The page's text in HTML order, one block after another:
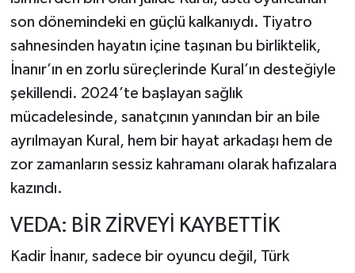
son dönemindeki en güçlü kalkanıydı. Tiyatro
sahnesinden hayatın içine taşınan bu birliktelik,
İnanır’ın en zorlu süreçlerinde Kural’ın desteğiyle
şekillendi. 2024’te başlayan sağlık
mücadelesinde, sanatçının yanından bir an bile
ayrılmayan Kural, hem bir hayat arkadaşı hem de
zor zamanların sessiz kahramanı olarak hafızalara
kazındı.
VEDA: BİR ZİRVEYİ KAYBETTİK
Kadir İnanır, sadece bir oyuncu değil, Türk